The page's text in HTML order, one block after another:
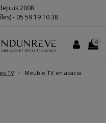
2008
- 05 59 19 10 38
0
TV
Meuble TV en acacia